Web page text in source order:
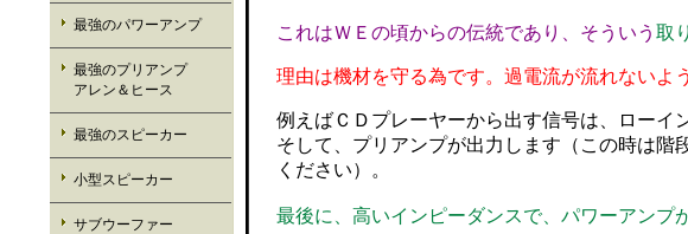
最強のパワーアンプ
最強のプリアンプ
アレン＆ヒース
最強のスピーカー
小型スピーカー
サブウーファー
これはＷＥの頃からの伝統であり、そういう 取
理由は機材を守る為です。過電流が流れないよ
例えばＣＤプレーヤーから出す信号は、ローイ
そして、プリアンプが出力します（この時は階
ください）。
最後に、高いインピーダンスで、 パワーアンプが